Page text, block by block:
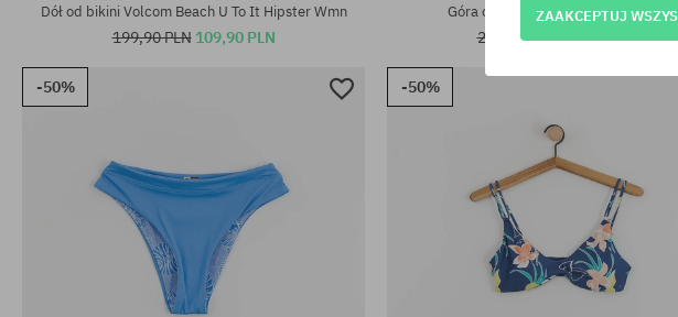
Dół od bikini Volcom Beach U To It Hipster Wmn
199,90 PLN 109,90 PLN
Góra od bikini RVCA Base Bra Wmn
219,90 PLN119,90 PLN
-50% -50%
ZAAKCEPTUJ